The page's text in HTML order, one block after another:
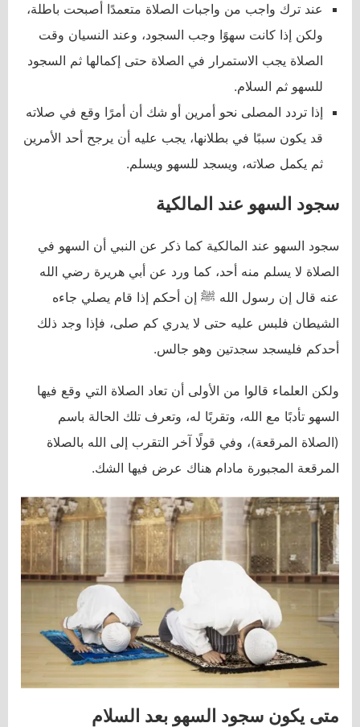
عند ترك واجب من واجبات الصلاة متعمدًا أصبحت باطلة،
ولكن إذا كانت سهوًا وجب السجود، وعند النسيان وقت
الصلاة يجب الاستمرار في الصلاة حتى إكمالها ثم السجود
للسهو ثم السلام.
إذا تردد المصلى نحو أمرين أو شك أن أمرًا وقع في صلاته
قد يكون سببًا في بطلانها، يجب عليه أن يرجح أحد الأمرين
ثم يكمل صلاته، ويسجد للسهو ويسلم.
سجود السهو عند المالكية
سجود السهو عند المالكية كما ذكر عن النبي أن السهو في
الصلاة لا يسلم منه أحد، كما ورد عن أبي هريرة رضي الله
عنه قال إن رسول الله ﷺ إن أحكم إذا قام يصلي جاءه
الشيطان فلبس عليه حتى لا يدري كم صلى، فإذا وجد ذلك
أحدكم فليسجد سجدتين وهو جالس.
ولكن العلماء قالوا من الأولى أن تعاد الصلاة التي وقع فيها
السهو تأدبًا مع الله، وتقربًا له، وتعرف تلك الحالة باسم
(الصلاة المرقعة)، وفي قولًا آخر التقرب إلى الله بالصلاة
المرقعة المجبورة مادام هناك عرض فيها الشك.
متى يكون سجود السهو بعد السلام